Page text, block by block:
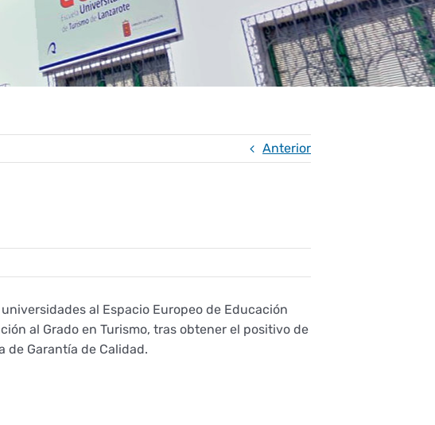
Anterior
al Espacio Europeo de Educación
al Grado en Turismo, tras obtener el positivo de
de Garantía de Calidad.